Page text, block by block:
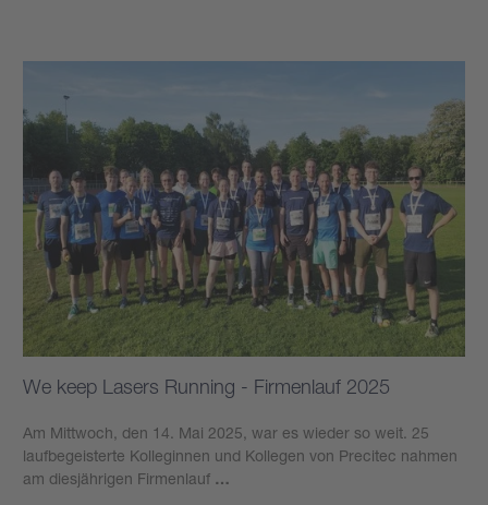
We keep Lasers Running - Firmenlauf 2025
Am Mittwoch, den 14. Mai 2025, war es wieder so weit. 25
laufbegeisterte Kolleginnen und Kollegen von Precitec nahmen
am diesjährigen Firmenlauf …